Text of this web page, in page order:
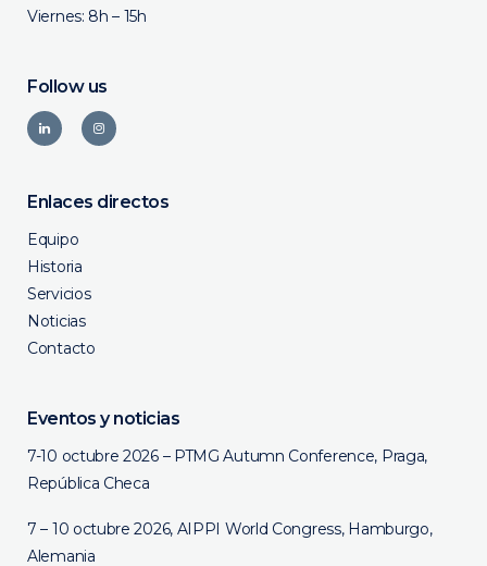
Viernes: 8h – 15h
Follow us
Enlaces directos
Equipo
Historia
Servicios
Noticias
Contacto
Eventos y noticias
7-10 octubre 2026 – PTMG Autumn Conference, Praga,
República Checa
7 – 10 octubre 2026, AIPPI World Congress, Hamburgo,
Alemania